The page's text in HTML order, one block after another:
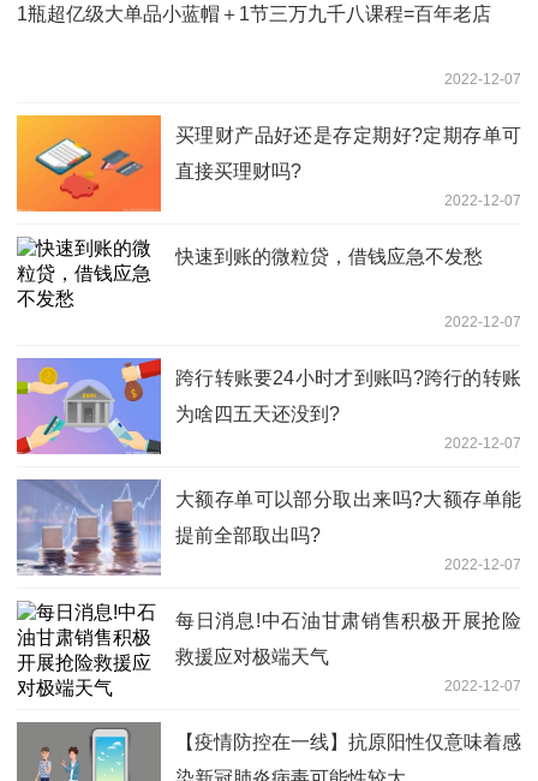
1瓶超亿级大单品小蓝帽＋1节三万九千八课程=百年老店
2022-12-07
买理财产品好还是存定期好?定期存单可
直接买理财吗?
2022-12-07
快速到账的微粒贷，借钱应急不发愁
2022-12-07
跨行转账要24小时才到账吗?跨行的转账
为啥四五天还没到?
2022-12-07
大额存单可以部分取出来吗?大额存单能
提前全部取出吗?
2022-12-07
每日消息!中石油甘肃销售积极开展抢险
救援应对极端天气
2022-12-07
【疫情防控在一线】抗原阳性仅意味着感